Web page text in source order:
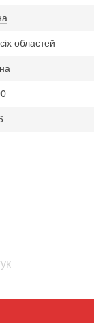
областей